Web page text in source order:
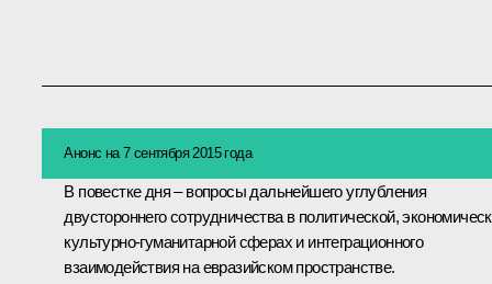
Анонс на 7 сентября 2015 года
В повестке дня – вопросы дальнейшего углубления
двустороннего сотрудничества в политической,
культурно-гуманитарной сферах и интеграционного
взаимодействия на евразийском пространстве.